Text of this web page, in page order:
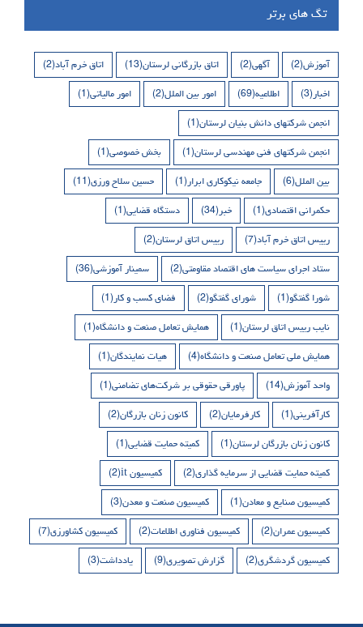
تگ های برتر
آموزش(2) آگهی(2) اتاق بازرگانی لرستان(13) اتاق خرم آباد(2)
اخبار(3) اطلاعیه(69) امور بین الملل(2) امور مالیاتی(1)
انجمن شرکتهای دانش بنیان لرستان(1)
انجمن شرکتهای فنی مهندسی لرستان(1) بخش خصوصی(1)
بین الملل(6) جامعه نیکوکاری ابرار(1) حسین سلاح ورزی(11)
حکمرانی اقتصادی(1) خبر(34) دستگاه قضایی(1)
رییس اتاق خرم آباد(7) رییس اتاق لرستان(2)
ستاد اجرای سیاست های اقتصاد مقاومتی(2) سمینار آموزشی(36)
شورا گفتگو(1) شورای گفتگو(2) فضای کسب و کار(1)
نایب رییس اتاق لرستان(1) همایش تعامل صنعت و دانشگاه(1)
همایش ملی تعامل صنعت و دانشگاه(4) هیات نمایندگان(1)
واحد آموزش(14) پاورقی حقوقی بر شرکت‌های تضامنی(1)
کارآفرینی(1) کارفرمایان(2) کانون زنان بازرگان(2)
کانون زنان بازرگان لرستان(1) کمیته حمایت قضایی(1)
کمیته حمایت قضایی از سرمایه گذاری(2) کمیسیون it (2)
کمیسیون صنایع و معادن(1) کمیسیون صنعت و معدن(3)
کمیسیون عمران(2) کمیسیون فناوری اطلاعات(2) کمیسیون کشاورزی(7)
کمیسیون گردشگری(2) گزارش تصویری(9) یادداشت(3)